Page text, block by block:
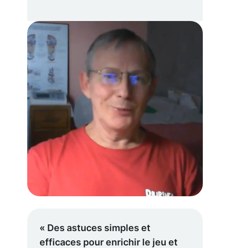
« Des astuces simples et
efficaces pour enrichir le jeu et